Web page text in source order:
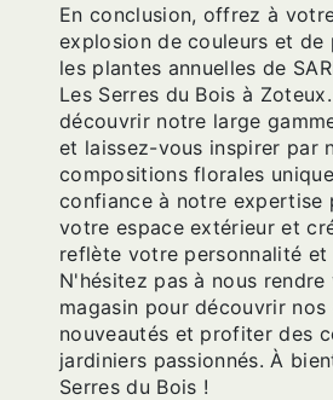
En conclusion, offrez à
explosion de couleurs et de
les plantes annuelles de
Les Serres du Bois à
découvrir notre large
et laissez-vous inspirer par
compositions florales
confiance à notre expertise
votre espace extérieur et
reflète votre personnalité et
N'hésitez pas à nous rendre
magasin pour découvrir nos
nouveautés et profiter des
jardiniers passionnés. À
Serres du Bois !